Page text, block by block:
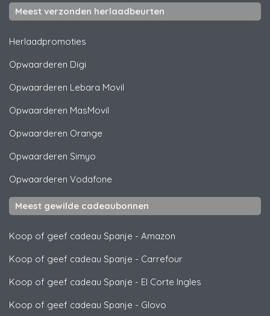
Meest verzonden herlaadbeurten
Herlaadpromoties
Opwaarderen Digi
Opwaarderen Lebara Movil
Opwaarderen MasMovil
Opwaarderen Orange
Opwaarderen Simyo
Opwaarderen Vodafone
Meest gewilde cadeaubonnen
Koop of geef cadeau Spanje - Amazon
Koop of geef cadeau Spanje - Carrefour
Koop of geef cadeau Spanje - El Corte Ingles
Koop of geef cadeau Spanje - Glovo